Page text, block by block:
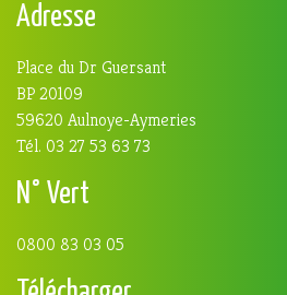
Adresse
Place du Dr Guersant
BP 20109
59620 Aulnoye-Aymeries
Tél. 03 27 53 63 73
N° Vert
0800 83 03 05